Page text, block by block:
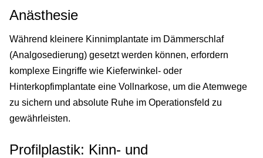
Anästhesie
Während kleinere Kinnimplantate im Dämmerschlaf
(Analgosedierung) gesetzt werden können, erfordern
komplexe Eingriffe wie Kieferwinkel- oder
Hinterkopfimplantate eine Vollnarkose, um die Atemwege
zu sichern und absolute Ruhe im Operationsfeld zu
gewährleisten.
Profilplastik: Kinn- und